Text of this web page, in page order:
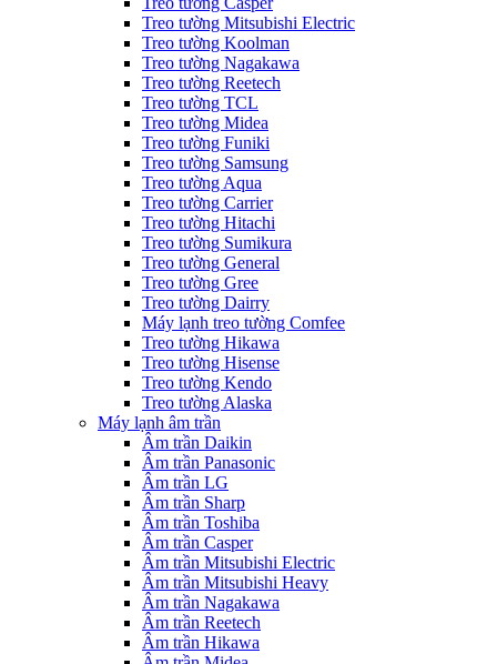
Treo tường Mitsubishi Electric
Treo tường Koolman
Treo tường Nagakawa
Treo tường Reetech
Treo tường TCL
Treo tường Midea
Treo tường Funiki
Treo tường Samsung
Treo tường Aqua
Treo tường Carrier
Treo tường Hitachi
Treo tường Sumikura
Treo tường General
Treo tường Gree
Treo tường Dairry
Máy lạnh treo tường Comfee
Treo tường Hikawa
Treo tường Hisense
Treo tường Kendo
Treo tường Alaska
Máy lạnh âm trần
Âm trần Daikin
Âm trần Panasonic
Âm trần LG
Âm trần Sharp
Âm trần Toshiba
Âm trần Casper
Âm trần Mitsubishi Electric
Âm trần Mitsubishi Heavy
Âm trần Nagakawa
Âm trần Reetech
Âm trần Hikawa